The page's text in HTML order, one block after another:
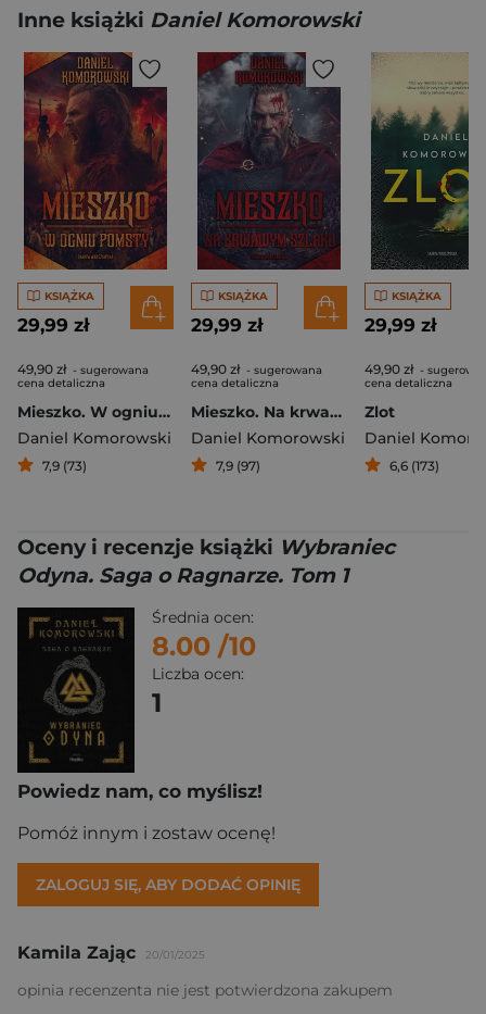
Inne książki Daniel Komorowski
KSIĄŻKA
29,99 zł
49,90 zł - sugerowana
cena detaliczna
Mieszko. W ogniu pomsty
Daniel Komorowski
7,9 (73)
KSIĄŻKA
29,99 zł
49,90 zł - sugerowana
cena detaliczna
Mieszko. Na krwawym szlaku
Daniel Komorowski
7,9 (97)
KSIĄŻKA
29,99 zł
49,90 zł -
cena detaliczna
Zlot
Daniel
6,6 (173)
Oceny i recenzje książki Wybraniec
Odyna. Saga o Ragnarze. Tom 1
Średnia ocen:
8.00 /10
Liczba ocen:
1
Powiedz nam, co myślisz!
Pomóż innym i zostaw ocenę!
ZALOGUJ SIĘ, ABY DODAĆ OPINIĘ
Kamila Zając 20/01/2025
opinia recenzenta nie jest potwierdzona zakupem